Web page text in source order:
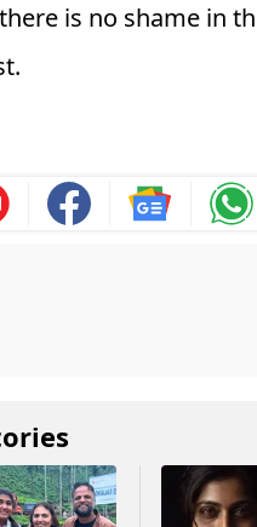
is no shame in